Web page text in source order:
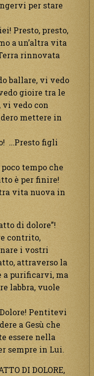
per stare
Presto, presto,
a un’altra vita
rinnovata
ballare, vi vedo
gioire tra le
vi vedo con
mettere in
…Presto figli
tempo che
è per finire!
vita nuova in
di dolore”!
contrito,
i vostri
attraverso la
a purificarvi, ma
labbra, vuole
Pentitevi
a Gesù che
essere nella
sempre in Lui.
DI DOLORE,